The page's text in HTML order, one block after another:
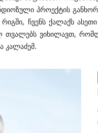
პროექტის
ჩვენს ქალაქს
თვალებს ვიხილავთ,
კალაძემ.